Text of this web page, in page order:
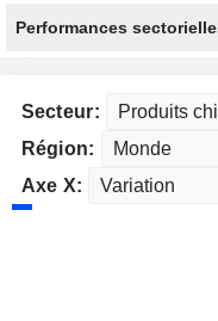
Performances
Secteur:
Région:
Axe X: